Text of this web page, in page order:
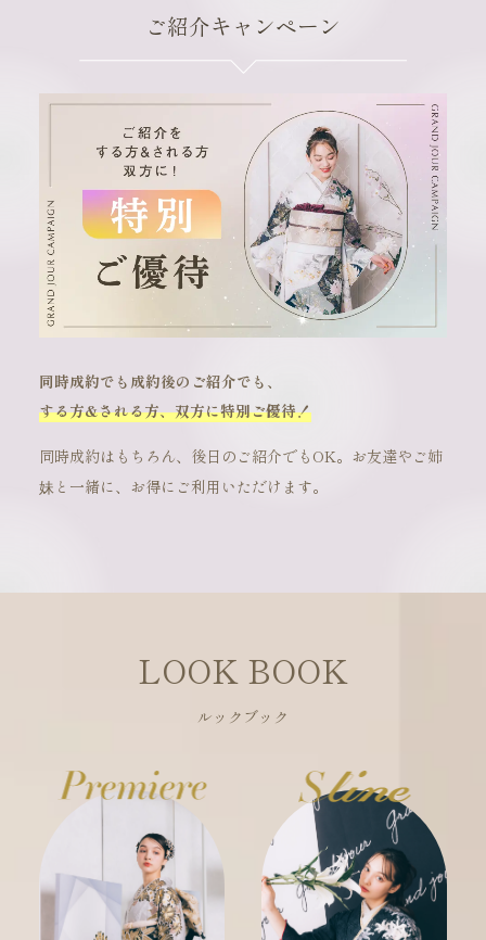
ご紹介キャンペーン
同時成約でも成約後のご紹介でも、
する方&される方、双方に特別ご優待！
同時成約はもちろん、後日のご紹介でもOK。お友達やご姉
妹と一緒に、お得にご利用いただけます。
LOOK BOOK
ルックブック